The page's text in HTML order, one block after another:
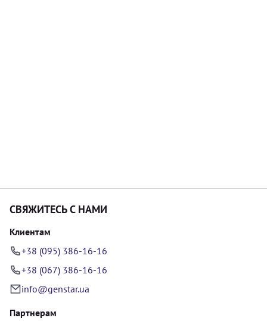
СВЯЖИТЕСЬ С НАМИ
Клиентам
+38 (095) 386-16-16
+38 (067) 386-16-16
info@genstar.ua
Партнерам